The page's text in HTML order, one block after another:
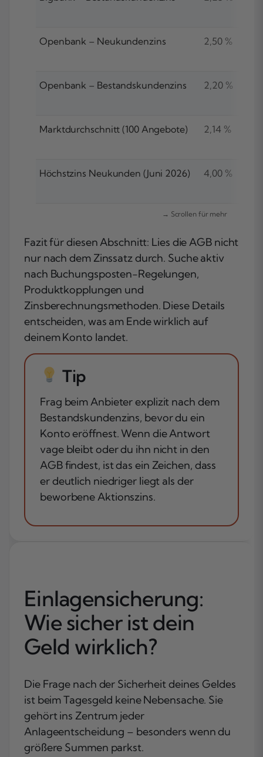
Openbank – Neukundenzins 2,50 %
Openbank – Bestandskundenzins 2,20 %
Marktdurchschnitt (100 Angebote) 2,14 %
Höchstzins Neukunden (Juni 2026) 4,00 %
Fazit für diesen Abschnitt: Lies die AGB nicht
nur nach dem Zinssatz durch. Suche aktiv
nach Buchungsposten-Regelungen,
Produktkopplungen und
Zinsberechnungsmethoden. Diese Details
entscheiden, was am Ende wirklich auf
deinem Konto landet.
Tip
Frag beim Anbieter explizit nach dem
Bestandskundenzins, bevor du ein
Konto eröffnest. Wenn die Antwort
vage bleibt oder du ihn nicht in den
AGB findest, ist das ein Zeichen, dass
er deutlich niedriger liegt als der
beworbene Aktionszins.
Einlagensicherung:
Wie sicher ist dein
Geld wirklich?
Die Frage nach der Sicherheit deines Geldes
ist beim Tagesgeld keine Nebensache. Sie
gehört ins Zentrum jeder
Anlageentscheidung – besonders wenn du
größere Summen parkst.